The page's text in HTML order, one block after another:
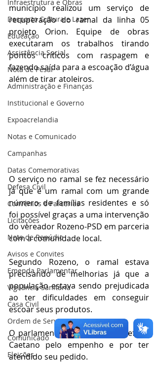
Infraestrutura e Obras
Desporto Cultura e Lazer
Educação
Assistência Social
Nota de Pesar
Administração e Finanças
Institucional e Governo
Expoacrelandia
Notas e Comunicado
Campanhas
Datas Comemorativas
Defesa Civil
Convênios e Parcerias
Licitações
Nota de Repúdio
Avisos e Convites
Emenda Parlamentar
Vigilância Sanitária
Casa Civil
Ordem de Serviço
Comunicado
Eleições
município realizou um serviço de
recuperação do ramal da linha 05
projeto Orion. Equipe de obras
executaram os trabalhos tirando
pontos críticos com raspagem e
fazendo saída para a escoação d’água
além de tirar atoleiros.
O serviço no ramal se fez necessário
já que é um ramal com um grande
número de famílias residentes e só
foi possível graças a uma intervenção
do vereador Rozeno-PSD em parceria
com a comunidade local.
Segundo Rozeno, o ramal estava
precisando de melhorias já que a
população estava sendo prejudicada
ao ter dificuldades em conseguir
escoar seus produtos.
O parlamentar agradeceu o prefeito
Caetano pelo empenho e por ter
atendido seu pedido.